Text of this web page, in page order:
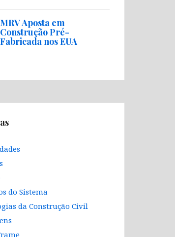
MRV Aposta em
Construção Pré-
Fabricada nos EUA
do Sistema
da Construção Civil